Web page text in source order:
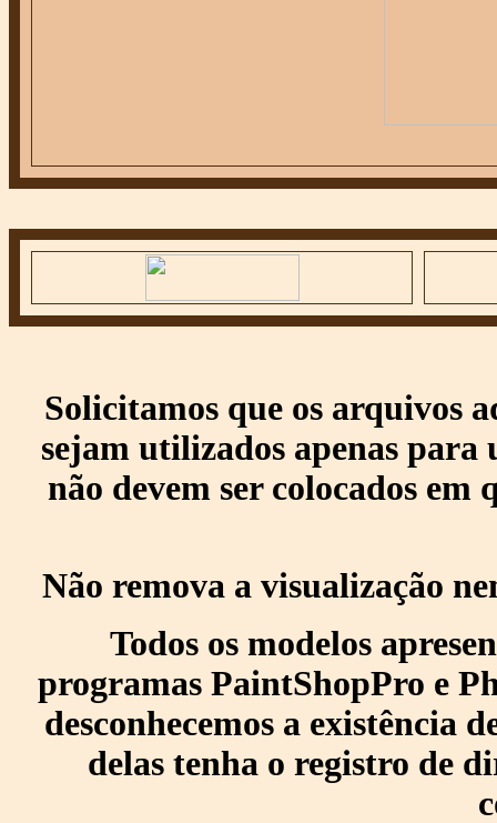
Solicitamos que os arquivos
sejam utilizados apenas para
não devem ser colocados
Não remova a visualização
Todos os modelos
programas PaintShopPro e
desconhecemos a existência
delas tenha o registro de